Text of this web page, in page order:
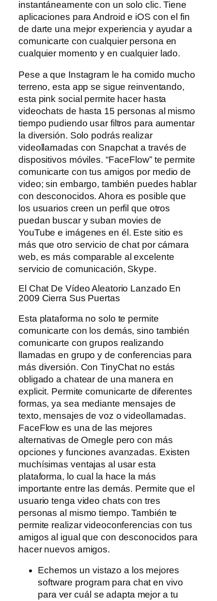
instantáneamente con un solo clic. Tiene
aplicaciones para Android e iOS con el fin
de darte una mejor experiencia y ayudar a
comunicarte con cualquier persona en
cualquier momento y en cualquier lado.
Pese a que Instagram le ha comido mucho
terreno, esta app se sigue reinventando,
esta pink social permite hacer hasta
videochats de hasta 15 personas al mismo
tiempo pudiendo usar filtros para aumentar
la diversión. Solo podrás realizar
videollamadas con Snapchat a través de
dispositivos móviles. “FaceFlow” te permite
comunicarte con tus amigos por medio de
video; sin embargo, también puedes hablar
con desconocidos. Ahora es posible que
los usuarios creen un perfil que otros
puedan buscar y suban movies de
YouTube e imágenes en él. Este sitio es
más que otro servicio de chat por cámara
web, es más comparable al excelente
servicio de comunicación, Skype.
El Chat De Vídeo Aleatorio Lanzado En
2009 Cierra Sus Puertas
Esta plataforma no solo te permite
comunicarte con los demás, sino también
comunicarte con grupos realizando
llamadas en grupo y de conferencias para
más diversión. Con TinyChat no estás
obligado a chatear de una manera en
explicit. Permite comunicarte de diferentes
formas, ya sea mediante mensajes de
texto, mensajes de voz o videollamadas.
FaceFlow es una de las mejores
alternativas de Omegle pero con más
opciones y funciones avanzadas. Existen
muchísimas ventajas al usar esta
plataforma, lo cual la hace la más
importante entre las demás. Permite que el
usuario tenga video chats con tres
personas al mismo tiempo. También te
permite realizar videoconferencias con tus
amigos al igual que con desconocidos para
hacer nuevos amigos.
Echemos un vistazo a los mejores
software program para chat en vivo
para ver cuál se adapta mejor a tu